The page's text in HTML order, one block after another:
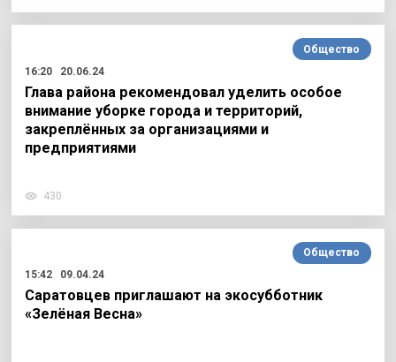
Общество
16:20
20.06.24
Глава района рекомендовал уделить особое
внимание уборке города и территорий,
закреплённых за организациями и
предприятиями
430
Общество
15:42
09.04.24
Саратовцев приглашают на экосубботник
«Зелёная Весна»